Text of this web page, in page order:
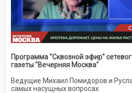
Программа "Сквозной эфир"
газеты "Вечерняя Москва"
Ведущие Михаил Помидоров и
самых насущных вопросах.